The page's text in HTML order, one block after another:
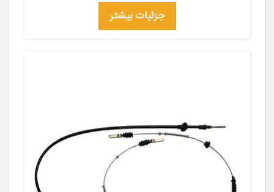
جزئیات بیشتر